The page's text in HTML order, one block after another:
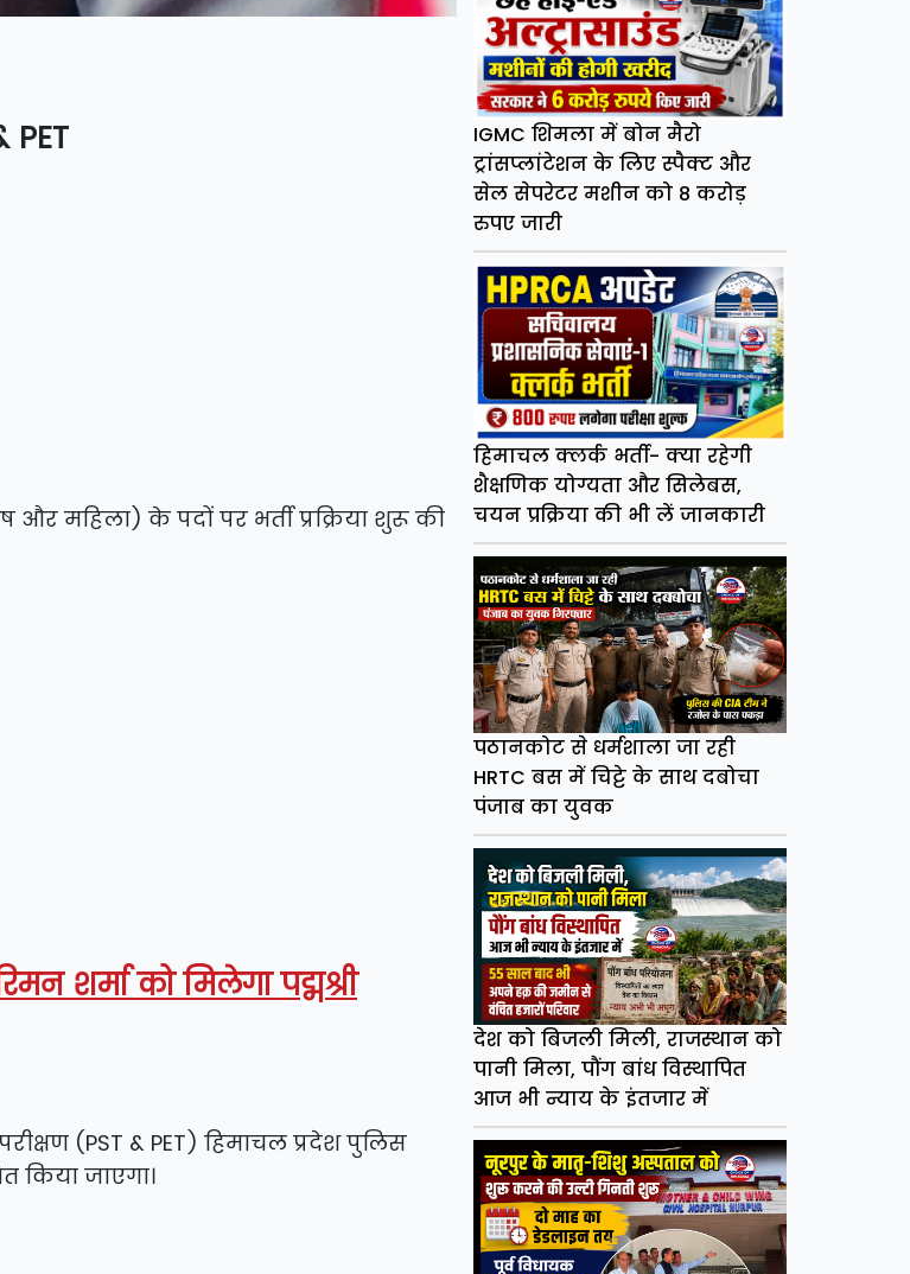
PET
महिला) के पदों पर भर्ती प्रक्रिया शुरू की
शर्मा को मिलेगा पद्मश्री
(PST & PET) हिमाचल प्रदेश पुलिस
किया जाएगा।
IGMC शिमला में बोन मैरो
ट्रांसप्लांटेशन के लिए स्पैक्ट और
सेल सेपरेटर मशीन को 8 करोड़
रुपए जारी
हिमाचल क्लर्क भर्ती- क्या रहेगी
शैक्षणिक योग्यता और सिलेबस,
चयन प्रक्रिया की भी लें जानकारी
पठानकोट से धर्मशाला जा रही
HRTC बस में चिट्टे के साथ दबोचा
पंजाब का युवक
देश को बिजली मिली, राजस्थान को
पानी मिला, पौंग बांध विस्थापित
आज भी न्याय के इंतजार में